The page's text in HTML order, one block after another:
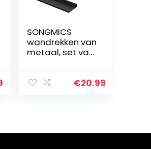
SONGMICS
wandrekken van
metaal, set van
industriële
€20.99